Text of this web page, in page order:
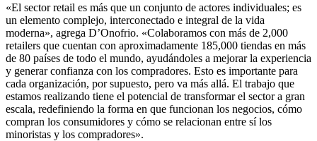
«El sector retail es más que un conjunto de actores individuales; es
un elemento complejo, interconectado e integral de la vida
moderna», agrega D’Onofrio. «Colaboramos con más de 2,000
retailers que cuentan con aproximadamente 185,000 tiendas en más
de 80 países de todo el mundo, ayudándoles a mejorar la experiencia
y generar confianza con los compradores. Esto es importante para
cada organización, por supuesto, pero va más allá. El trabajo que
estamos realizando tiene el potencial de transformar el sector a gran
escala, redefiniendo la forma en que funcionan los negocios, cómo
compran los consumidores y cómo se relacionan entre sí los
minoristas y los compradores».